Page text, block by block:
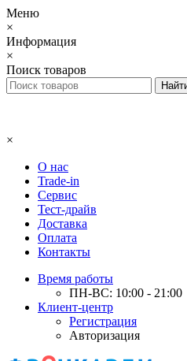
Меню
×
Информация
×
Поиск товаров
×
О нас
Trade-in
Сервис
Тест-драйв
Доставка
Оплата
Контакты
Время работы
ПН-ВС: 10:00 - 21:00
Клиент-центр
Регистрация
Авторизация